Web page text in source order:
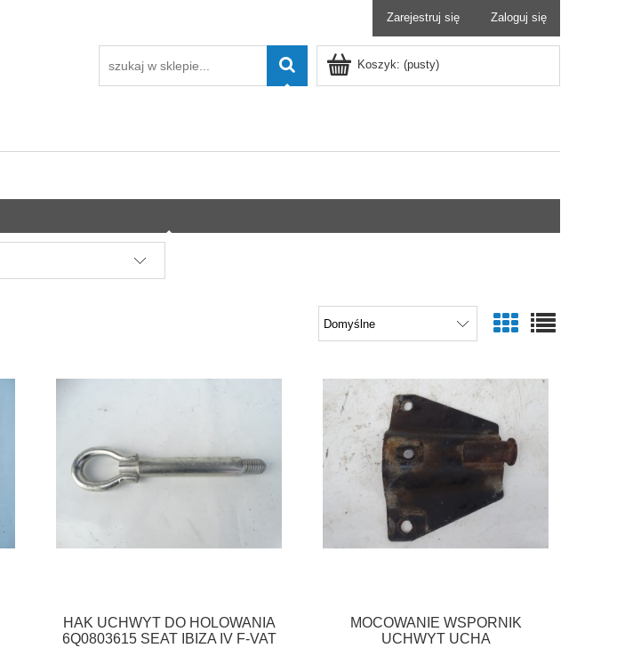
Zarejestruj się Zaloguj się
Koszyk: (pusty)
HAK UCHWYT DO HOLOWANIA
6Q0803615 SEAT IBIZA IV F-VAT
MOCOWANIE WSPORNIK
UCHWYT UCHA